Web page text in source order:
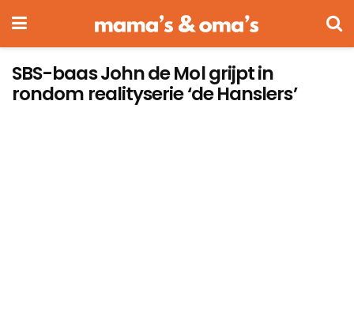
SBS-baas John de Mol grijpt in
rondom realityserie ‘de Hanslers’